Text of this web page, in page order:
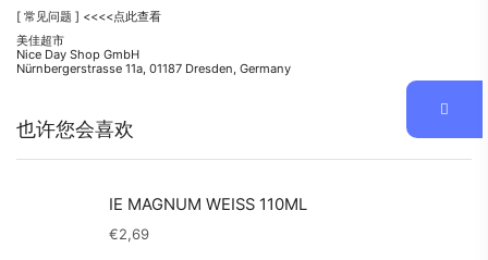
[ 常见问题 ] <<<<点此查看
美佳超市
Nice Day Shop GmbH
Nürnbergerstrasse 11a, 01187 Dresden, Germany
也许您会喜欢
IE MAGNUM WEISS 110ML
€2,69